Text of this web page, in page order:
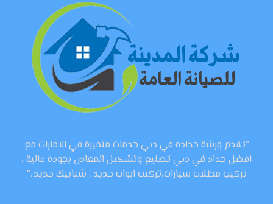
"تقدم ورشة حدادة في دبي خدمات متميزة في الامارات مع
افضل حداد في دبي تصنيع وتشكيل المعادن بجودة عالية ،
تركيب مظلات سيارات،تركيب ابواب حديد , شبابيك حديد ."